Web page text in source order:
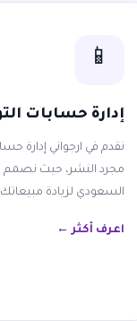
📱
إدارة حسابات
نقدم في ارجواني إدارة
مجرد النشر، حيث
السعودي لزيادة مبيعاتك
اعرف أكثر ←